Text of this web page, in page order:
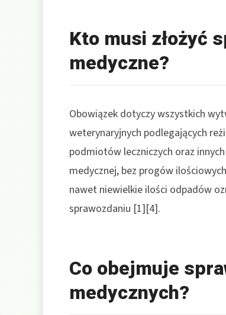
Kto musi złożyć
medyczne?
Obowiązek dotyczy wszystkich
weterynaryjnych podlegających
podmiotów leczniczych oraz
medycznej, bez progów
nawet niewielkie ilości odpadów
sprawozdaniu [1][4].
Co obejmuje
medycznych?